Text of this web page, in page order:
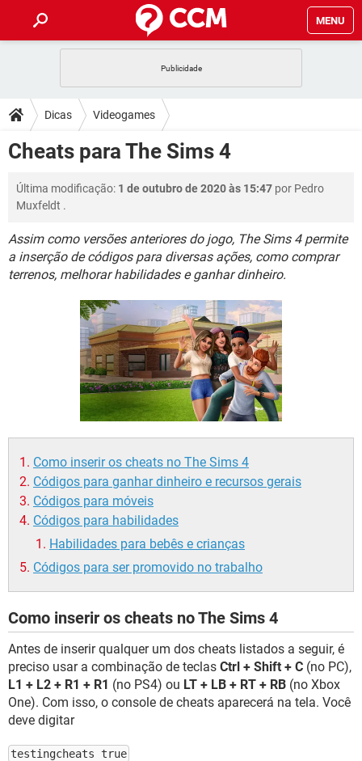
MENU
CELULAR
OUTLOOK EXCEL
GUIA DE COMPRAS
DICAS
JOGOS
CELULAR FACEBOOK
OUTLOOK EXCEL
GUIA DE COMPRAS
DOWNLOADS
CELULAR
INSTAGRAM GMAIL
FÓRUM
CELULAR FACEBOOK
OUTLOOK EXCEL
GMAIL
GUIA DE COMPRAS
JOGOS WHATSAPP
FACEBOOK
EXCEL
GMAIL
GUIA DE COMPRAS
Dicas Videogames
Cheats para The Sims 4
Última modificação: 1 de outubro de 2020 às 15:47 por Pedro
Muxfeldt .
Assim como versões anteriores do jogo, The Sims 4 permite
a inserção de códigos para diversas ações, como comprar
terrenos, melhorar habilidades e ganhar dinheiro.
Como inserir os cheats no The Sims 4
Códigos para ganhar dinheiro e recursos gerais
Códigos para móveis
Códigos para habilidades
Habilidades para bebês e crianças
Códigos para ser promovido no trabalho
Como inserir os cheats no The Sims 4
Antes de inserir qualquer um dos cheats listados a seguir, é
preciso usar a combinação de teclas Ctrl + Shift + C (no PC),
L1 + L2 + R1 + R1 (no PS4) ou LT + LB + RT + RB (no Xbox
One). Com isso, o console de cheats aparecerá na tela. Você
deve digitar
testingcheats true